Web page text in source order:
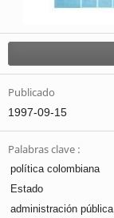
Publicado
1997-09-15
Palabras clave :
política colombiana
Estado
administración pública